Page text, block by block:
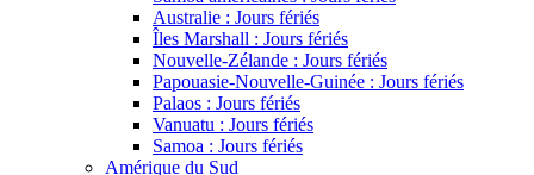
Australie : Jours fériés
Îles Marshall : Jours fériés
Nouvelle-Zélande : Jours fériés
Papouasie-Nouvelle-Guinée : Jours fériés
Palaos : Jours fériés
Vanuatu : Jours fériés
Samoa : Jours fériés
Amérique du Sud